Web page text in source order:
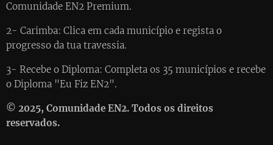
Comunidade EN2 Premium.
2- Carimba: Clica em cada município e regista o
progresso da tua travessia.
3- Recebe o Diploma: Completa os 35 municípios e recebe
o Diploma "Eu Fiz EN2".
© 2025, Comunidade EN2. Todos os direitos
reservados.